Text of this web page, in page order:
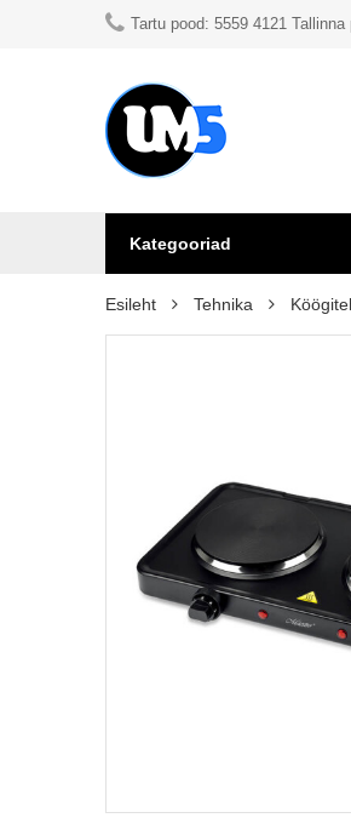
Tartu pood: 5559 4121
Kategooriad
Esileht Tehnika